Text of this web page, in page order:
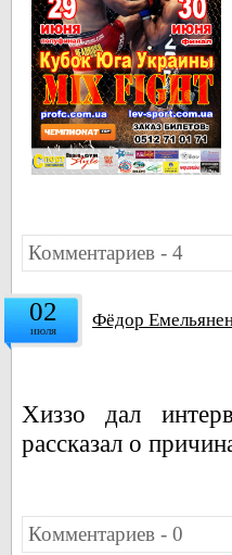
Комментариев - 4
02
июля Фёдор
Хиззо дал
рассказал о
Комментариев - 0